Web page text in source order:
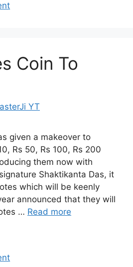
Coin To
YT
given a makeover to
Rs 50, Rs 100, Rs 200
them now with
Shaktikanta Das, it
which will be keenly
announced that they will
… Read more